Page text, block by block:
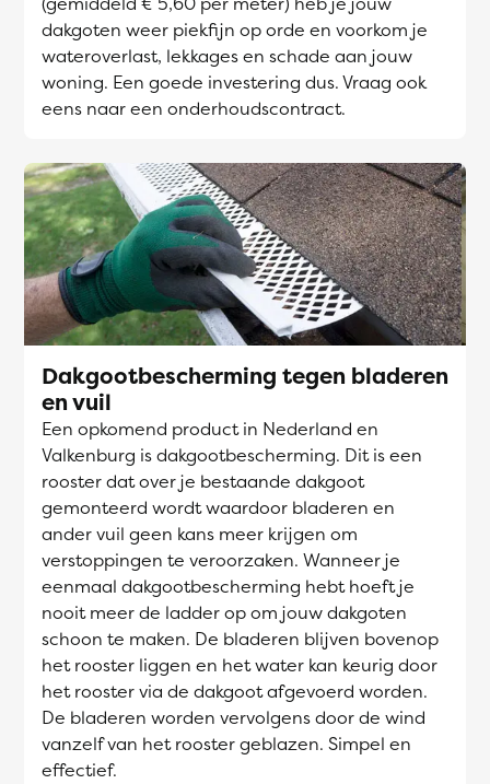
dakgoten weer piekfijn op orde en voorkom je
wateroverlast, lekkages en schade aan jouw
woning. Een goede investering dus. Vraag ook
eens naar een onderhoudscontract.
Dakgootbescherming tegen bladeren
en vuil
Een opkomend product in Nederland en
Valkenburg is dakgootbescherming. Dit is een
rooster dat over je bestaande dakgoot
gemonteerd wordt waardoor bladeren en
ander vuil geen kans meer krijgen om
verstoppingen te veroorzaken. Wanneer je
eenmaal dakgootbescherming hebt hoeft je
nooit meer de ladder op om jouw dakgoten
schoon te maken. De bladeren blijven bovenop
het rooster liggen en het water kan keurig door
het rooster via de dakgoot afgevoerd worden.
De bladeren worden vervolgens door de wind
vanzelf van het rooster geblazen. Simpel en
effectief.